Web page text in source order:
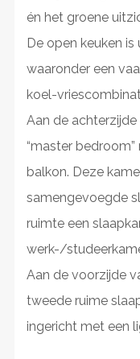
én het groene
De open keuken
waaronder een
koel-
Aan de
“master
balkon. Deze
samengevoegde
ruimte een
werk-/
Aan de voorzijde
tweede ruime
ingericht met een